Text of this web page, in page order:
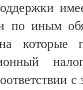
по иным
которые